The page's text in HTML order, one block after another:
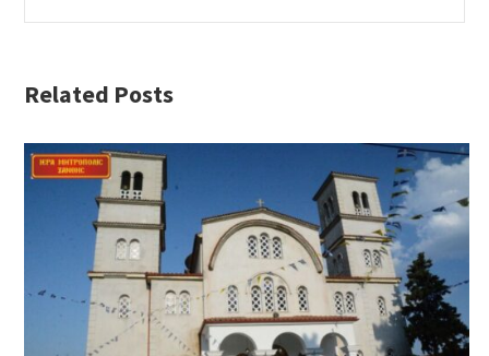
Related Posts